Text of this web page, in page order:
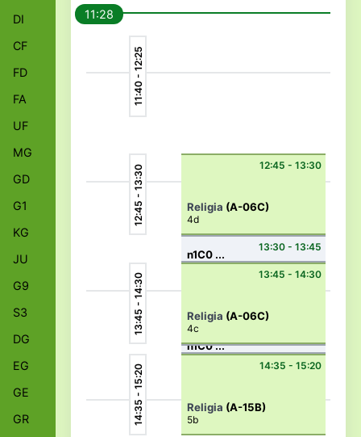
DI
CF
FD
FA
UF
MG
GD
G1
KG
JU
G9
S3
DG
EG
GE
GR
11:40 - 12:25
12:45 - 13:30
13:45 - 14:30
14:35 - 15:20
12:45 - 13:30
Religia (A-06C)
4d
13:30 - 13:45
n1C0 ...
13:45 - 14:30
Religia (A-06C)
4c
14:30 - 14:35
n1C0 ...
14:35 - 15:20
Religia (A-15B)
5b
11:28